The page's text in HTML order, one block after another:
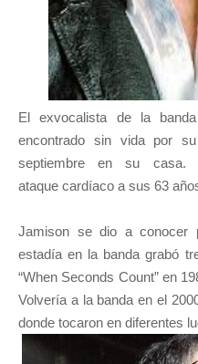
El exvocalista de la
encontrado sin vida por
septiembre en su
ataque cardíaco a sus 63
Jamison se dio a conocer
estadía en la banda grabó
“When Seconds Count” en
Volvería a la banda en el
donde tocaron en diferentes